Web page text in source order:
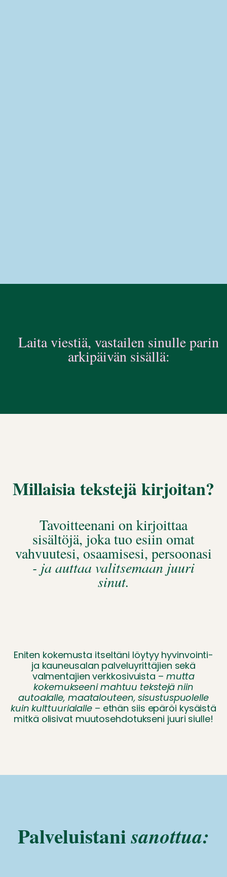
Laita viestiä, vastailen sinulle parin
arkipäivän sisällä:
Millaisia tekstejä kirjoitan?
Tavoitteenani on kirjoittaa
sisältöjä, joka tuo esiin omat
vahvuutesi, osaamisesi, persoonasi
- ja auttaa valitsemaan juuri
sinut.
Eniten kokemusta itseltäni löytyy hyvinvointi-
ja kauneusalan palveluyrittäjien sekä
valmentajien verkkosivuista – mutta
kokemukseeni mahtuu tekstejä niin
autoalalle, maatalouteen, sisustuspuolelle
kuin kulttuurialalle– ethän siis epäröi kysäistä
mitkä olisivat muutosehdotukseni juuri siulle!
Palveluistanisanottua: